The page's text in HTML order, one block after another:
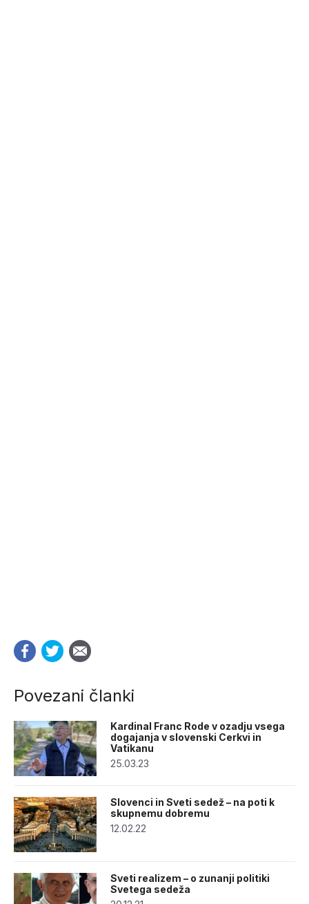
Povezani članki
Kardinal Franc Rode v ozadju vsega
dogajanja v slovenski Cerkvi in
Vatikanu
25.03.23
Slovenci in Sveti sedež – na poti k
skupnemu dobremu
12.02.22
Sveti realizem – o zunanji politiki
Svetega sedeža